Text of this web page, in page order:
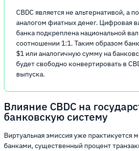
CBDC является не альтернативой, а
аналогом фиатных денег. Цифровая
банка подкреплена национальной
соотношении 1:1. Таким образом
$1 или аналогичную сумму на
будет свободно конвертировать в
выпуска.
Влияние CBDC на
банковскую систему
Виртуальная эмиссия уже практикуется
банками, существенный процент